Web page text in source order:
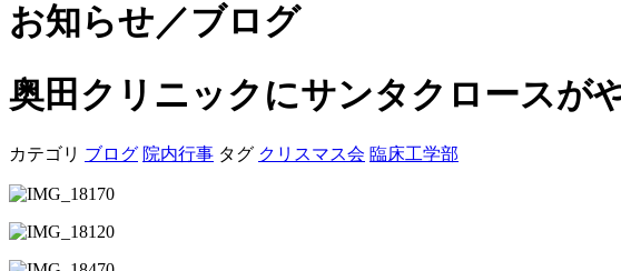
お知らせ／ブログ
奥田クリニックにサンタクロースが
カテゴリ ブログ 院内行事 タグ クリスマス会 臨床工学部